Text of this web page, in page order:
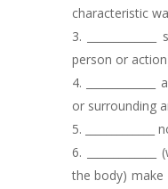
characteristic
person or
or surrounding
the body)